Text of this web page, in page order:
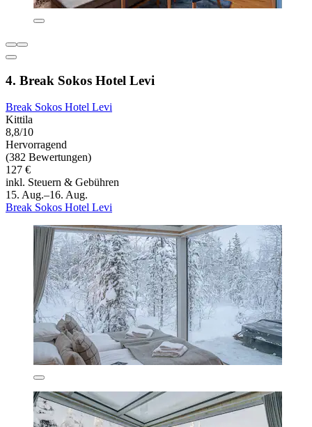
4. Break Sokos Hotel Levi
Break Sokos Hotel Levi
Kittila
8,8/10
Hervorragend
(382 Bewertungen)
127 €
inkl. Steuern & Gebühren
15. Aug.–16. Aug.
Break Sokos Hotel Levi